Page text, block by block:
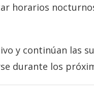
horarios
y continúan las
durante los